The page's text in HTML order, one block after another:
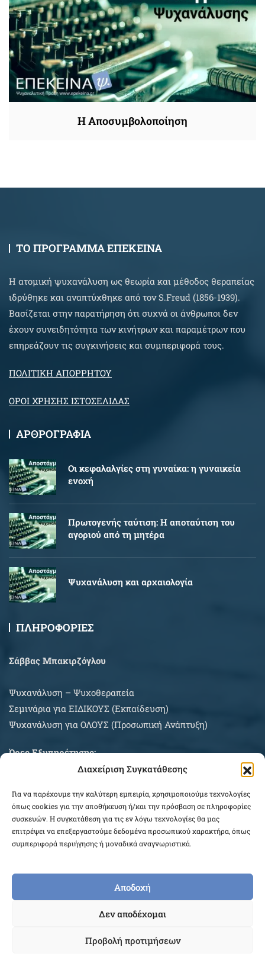
Διαχείριση Συγκατάθεσης
Για να παρέχουμε την καλύτερη εμπειρία, χρησιμοποιούμε τεχνολογίες
όπως cookies για την αποθήκευση ή/και την πρόσβαση σε πληροφορίες
συσκευών. Η συγκατάθεση για τις εν λόγω τεχνολογίες θα μας
επιτρέψει να επεξεργαστούμε δεδομένα προσωπικού χαρακτήρα, όπως
συμπεριφορά περιήγησης ή μοναδικά αναγνωριστικά.
Αποδοχή
Δεν αποδέχομαι
Προβολή προτιμήσεων
Η Αποσυμβολοποίηση
ΤΟ ΠΡΟΓΡΑΜΜΑ ΕΠΕΚΕΙΝΑ
Η ατομική ψυχανάλυση ως θεωρία και μέθοδος θεραπείας
ιδρύθηκε και αναπτύχθηκε από τον S.Freud (1856-1939).
Βασίζεται στην παρατήρηση ότι συχνά οι άνθρωποι δεν
έχουν συνειδητότητα των κινήτρων και παραμέτρων που
επηρεάζουν τις συγκινήσεις και συμπεριφορά τους.
ΠΟΛΙΤΙΚΗ ΑΠΟΡΡΗΤΟΥ
ΟΡΟΙ ΧΡΗΣΗΣ ΙΣΤΟΣΕΛΙΔΑΣ
ΑΡΘΡΟΓΡΑΦΙΑ
Oι κεφαλαλγίες στη γυναίκα: η γυναικεία
ενοχή
Πρωτογενής ταύτιση: Η αποταύτιση του
αγοριού από τη μητέρα
Ψυχανάλυση και αρχαιολογία
ΠΛΗΡΟΦΟΡΙΕΣ
Σάββας Μπακιρζόγλου
Ψυχανάλυση – Ψυχοθεραπεία
Σεμινάρια για EIΔΙΚΟΥΣ (Εκπαίδευση)
Ψυχανάλυση για ΟΛΟΥΣ (Προσωπική Ανάπτυξη)
Ώρες Εξυπηρέτησης:
ΠΛΗΡΟΦΟΡΙΕΣ ΑΓΟΡΩΝ
COPYRIGHT © 2026 EPEKEINA.GR. DESIGNED BY
WEB_FOR_ALL